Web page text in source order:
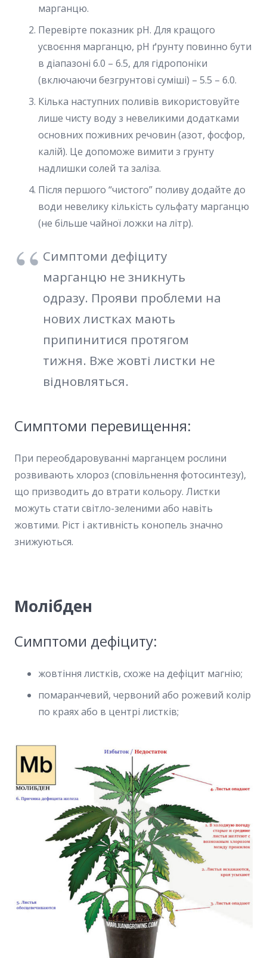
марганцю.
Перевірте показник pH. Для кращого
усвоєння марганцю, pH ґрунту повинно бути
в діапазоні 6.0 – 6.5, для гідропоніки
(включаючи безгрунтові суміші) – 5.5 – 6.0.
Кілька наступних поливів використовуйте
лише чисту воду з невеликими додатками
основних поживних речовин (азот, фосфор,
калій). Це допоможе вимити з грунту
надлишки солей та заліза.
Після першого “чистого” поливу додайте до
води невелику кількість сульфату марганцю
(не більше чайної ложки на літр).
Симптоми дефіциту
марганцю не зникнуть
одразу. Прояви проблеми на
нових листках мають
припинитися протягом
тижня. Вже жовті листки не
відновляться.
Симптоми перевищення:
При переобдаровуванні марганцем рослини
розвивають хлороз (сповільнення фотосинтезу),
що призводить до втрати кольору. Листки
можуть стати світло-зеленими або навіть
жовтими. Ріст і активність конопель значно
знижуються.
Молібден
Симптоми дефіциту:
жовтіння листків, схоже на дефіцит магнію;
помаранчевий, червоний або рожевий колір
по краях або в центрі листків;